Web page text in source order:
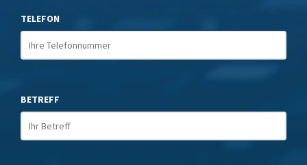
TELEFON
BETREFF